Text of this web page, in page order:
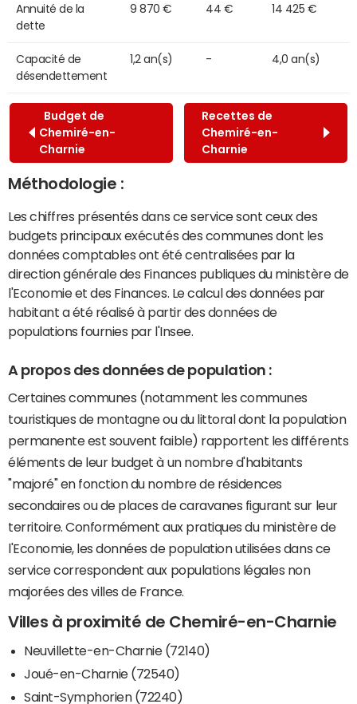
Annuité de la
dette
9 870 € 44 € 14 425 €
Capacité de
désendettement
1,2 an(s) - 4,0 an(s)
Budget de
Chemiré-en-
Charnie
Recettes de
Chemiré-en-
Charnie
Méthodologie :
Les chiffres présentés dans ce service sont ceux des
budgets principaux exécutés des communes dont les
données comptables ont été centralisées par la
direction générale des Finances publiques du ministère de
l'Economie et des Finances. Le calcul des données par
habitant a été réalisé à partir des données de
populations fournies par l'Insee.
A propos des données de population :
Certaines communes (notamment les communes
touristiques de montagne ou du littoral dont la population
permanente est souvent faible) rapportent les différents
éléments de leur budget à un nombre d'habitants
"majoré" en fonction du nombre de résidences
secondaires ou de places de caravanes figurant sur leur
territoire. Conformément aux pratiques du ministère de
l'Economie, les données de population utilisées dans ce
service correspondent aux populations légales non
majorées des villes de France.
Villes à proximité de Chemiré-en-Charnie
Neuvillette-en-Charnie (72140)
Joué-en-Charnie (72540)
Saint-Symphorien (72240)